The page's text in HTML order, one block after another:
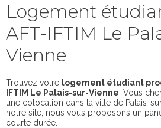
Logement
AFT-IFTIM Le
Vienne
Trouvez votre logement étudiant
IFTIM Le Palais-sur-Vienne . Vous
une colocation dans la ville de Palais-
notre site, nous vous proposons un
courte durée.